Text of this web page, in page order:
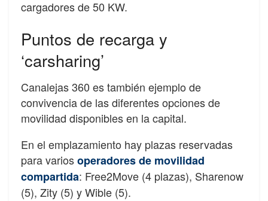
cargadores de 50 KW.
Puntos de recarga y
‘carsharing’
Canalejas 360 es también ejemplo de
convivencia de las diferentes opciones de
movilidad disponibles en la capital.
En el emplazamiento hay plazas reservadas
para variosoperadores de movilidad
compartida: Free2Move (4 plazas), Sharenow
(5), Zity (5) y Wible (5).